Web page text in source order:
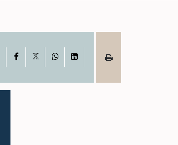
Facebook WhatsAppLinkedIn